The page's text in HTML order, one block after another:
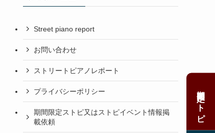
Street piano report
お問い合わせ
ストリートピアノレポート
プライバシーポリシー
期間限定ストピ又はストピイベント情報掲
載依頼
期間限定ストピ